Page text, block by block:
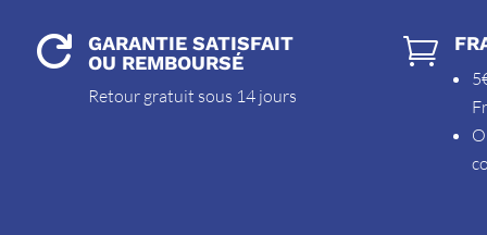

GARANTIE SATISFAIT
OU REMBOURSÉ
Retour gratuit sous 14 jours
